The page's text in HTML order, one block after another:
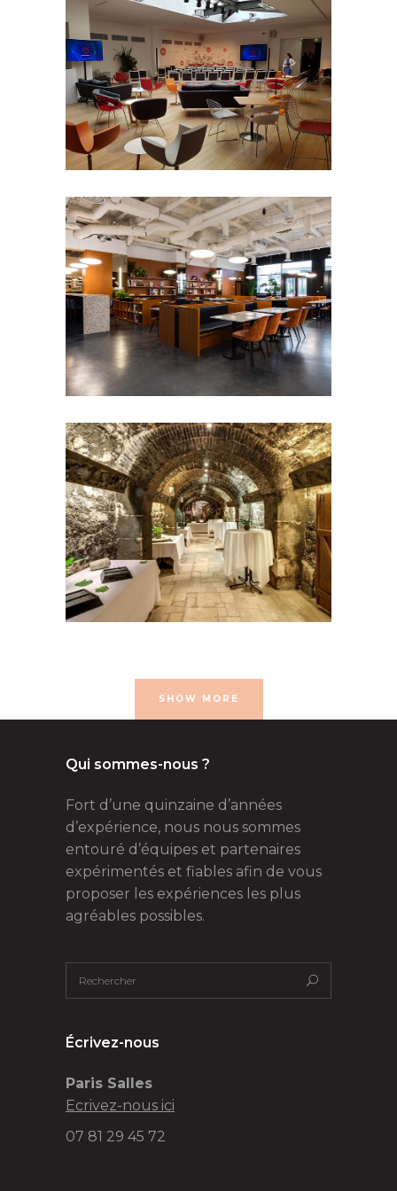
THE BUREAU
- 50 pers 100 à 200 pers 50 à 100
pers 8e arrondissement Défilé Petit
format Séminaire et
assemblée Shooting photo Tournage
MUSÉE DU VIN
arrondissement 50 à 100
pers Caves congrés et
conférences Musées et
monuments Séminaire et assemblée
SHOW MORE
Qui sommes-nous ?
Fort d’une quinzaine d’années
d’expérience, nous nous sommes
entouré d’équipes et partenaires
expérimentés et fiables afin de vous
proposer les expériences les plus
agréables possibles.
Écrivez-nous
Paris Salles
Ecrivez-nous ici
07 81 29 45 72